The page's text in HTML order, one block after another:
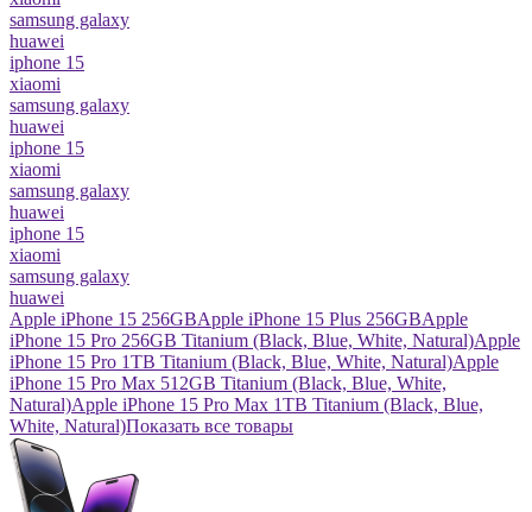
samsung galaxy
huawei
iphone 15
xiaomi
samsung galaxy
huawei
iphone 15
xiaomi
samsung galaxy
huawei
iphone 15
xiaomi
samsung galaxy
huawei
Apple iPhone 15 256GBApple iPhone 15 Plus 256GBApple
iPhone 15 Pro 256GB Titanium (Black, Blue, White, Natural)Apple
iPhone 15 Pro 1TB Titanium (Black, Blue, White, Natural)Apple
iPhone 15 Pro Max 512GB Titanium (Black, Blue, White,
Natural)Apple iPhone 15 Pro Max 1TB Titanium (Black, Blue,
White, Natural)Показать все товары